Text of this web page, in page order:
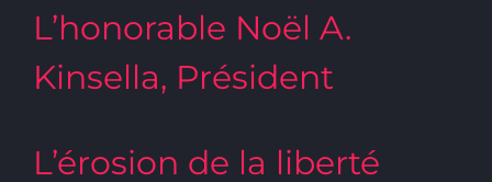
L’honorable Noël A.
Kinsella, Président
L’érosion de la liberté